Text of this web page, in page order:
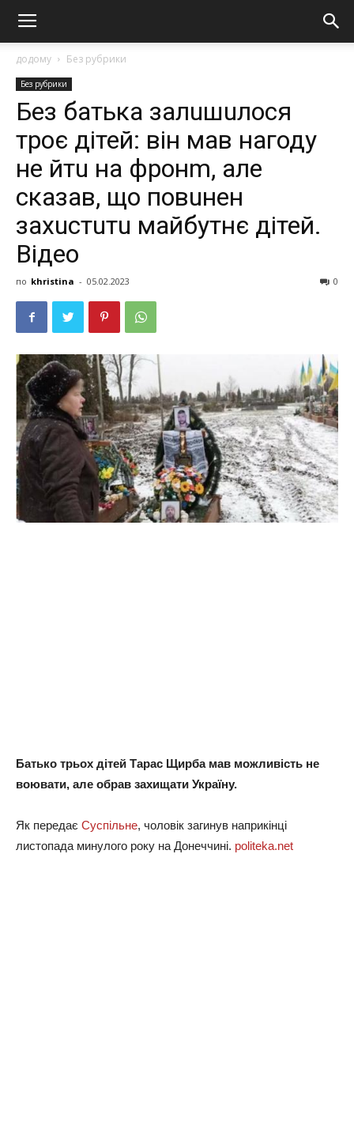
додому Без рубрики
Без рубрики
Без батька залuшuлося
троє дітей: він мав нагоду
не йтu на фронm, але
сказав, що повuнен
захuстuтu майбутнє дітей.
Відео
по khristina - 05.02.2023 0
Батько трьох дітей Тарас Щирба мав можливість не
воювати, але обрав захищати Україну.
Як передає Суспільне, чоловік загинув наприкінці
листопада минулого року на Донеччині. politeka.net